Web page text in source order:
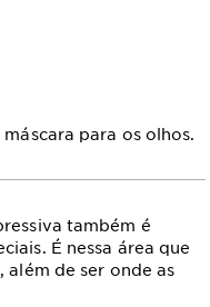
para os olhos.
também é
É nessa área que
além de ser onde as